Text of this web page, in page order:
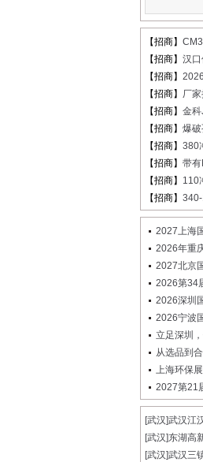
【招商】
【招商】 汉
【招商】
【招商】 厂
【招商】 金
【招商】 爆
【招商】 380
【招商】 带
【招商】 110
【招商】
2027上海
2026年重
2027北京
2026第34
2026深圳
2026宁波
立足深圳
从选品到
上海环保
2027第21
[武汉]武汉江
[武汉]东湖高
[武汉]武汉三